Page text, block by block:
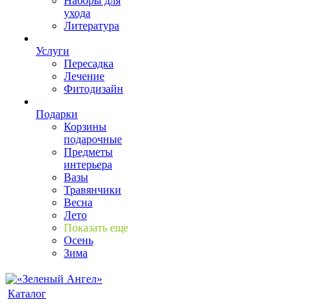
ухода
Литература
Услуги
Пересадка
Лечение
Фитодизайн
Подарки
Корзины
подарочные
Предметы
интерьера
Вазы
Травянчики
Весна
Лето
Показать еще
Осень
Зима
Каталог